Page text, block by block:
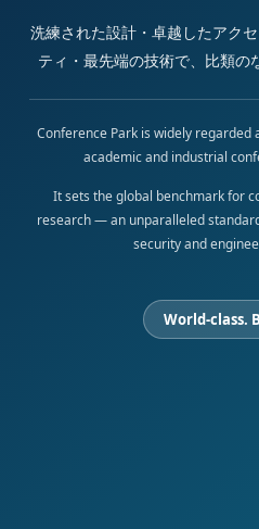
洗練された設計・卓越したアク
ティ・最先端の技術で、比類の
Conference Park is widely regarded
academic and industrial
It sets the global benchmark for
research — an unparalleled
security and
World-class.